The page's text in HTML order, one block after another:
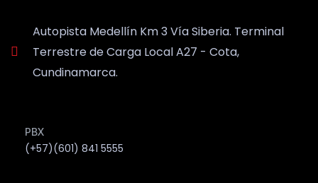
Autopista Medellín Km 3 Vía Siberia. Terminal
Terrestre de Carga Local A27 - Cota,
Cundinamarca.
PBX
(+57)(601) 841 5555